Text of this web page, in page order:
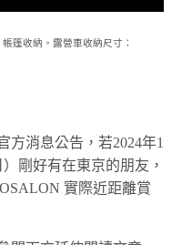
篷收納。露營車收納尺寸：
方消息公告，若2024年1
剛好有在東京的朋友，
實際近距離賞